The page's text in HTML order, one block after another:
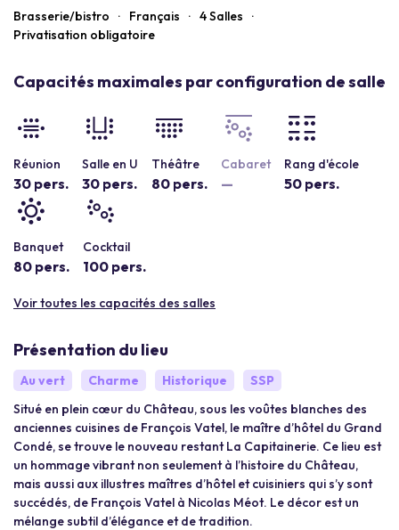
Brasserie/bistro · Français · 4 Salles
·
Privatisation obligatoire
Capacités maximales par configuration de salle
Réunion
30 pers.
Salle en U
30 pers.
Théâtre
80 pers.
Cabaret
—
Rang d'école
50 pers.
Banquet
80 pers.
Cocktail
100 pers.
Voir toutes les capacités des salles
Présentation du lieu
Au vert Charme Historique
SSP
Situé en plein cœur du Château, sous les voûtes blanches des
anciennes cuisines de François Vatel, le maître d’hôtel du Grand
Condé, se trouve le nouveau restant La Capitainerie. Ce lieu est
un hommage vibrant non seulement à l’histoire du Château,
mais aussi aux illustres maîtres d’hôtel et cuisiniers qui s’y sont
succédés, de François Vatel à Nicolas Méot. Le décor est un
mélange subtil d’élégance et de tradition.